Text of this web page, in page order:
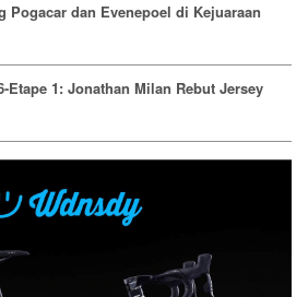
Pogacar dan Evenepoel di Kejuaraan
Etape 1: Jonathan Milan Rebut Jersey